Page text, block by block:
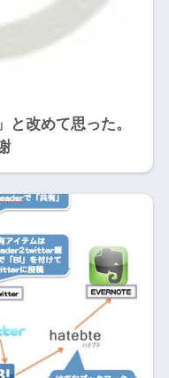
と改めて思った。